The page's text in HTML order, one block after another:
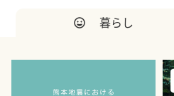
暮らし